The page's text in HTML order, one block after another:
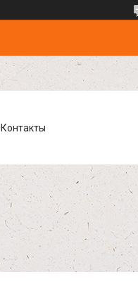
Контакты